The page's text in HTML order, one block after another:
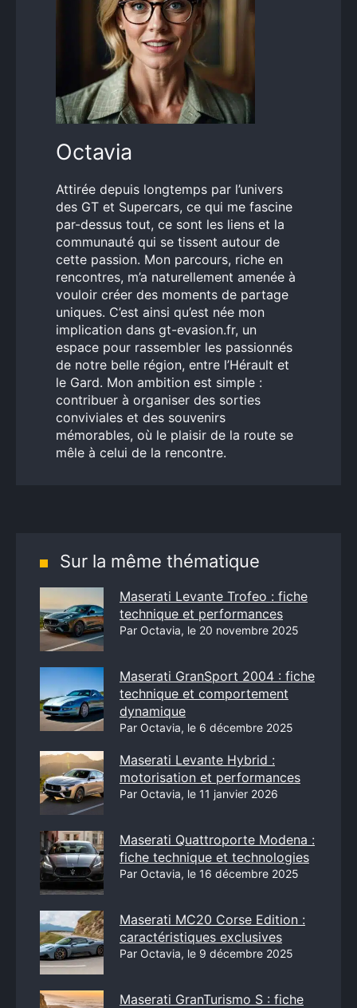
Octavia
Attirée depuis longtemps par l’univers
des GT et Supercars, ce qui me fascine
par-dessus tout, ce sont les liens et la
communauté qui se tissent autour de
cette passion. Mon parcours, riche en
rencontres, m’a naturellement amenée à
vouloir créer des moments de partage
uniques. C’est ainsi qu’est née mon
implication dans gt-evasion.fr, un
espace pour rassembler les passionnés
de notre belle région, entre l’Hérault et
le Gard. Mon ambition est simple :
contribuer à organiser des sorties
conviviales et des souvenirs
mémorables, où le plaisir de la route se
mêle à celui de la rencontre.
Sur la même thématique
Maserati Levante Trofeo : fiche
technique et performances
Par Octavia, le 20 novembre 2025
Maserati GranSport 2004 : fiche
technique et comportement
dynamique
Par Octavia, le 6 décembre 2025
Maserati Levante Hybrid :
motorisation et performances
Par Octavia, le 11 janvier 2026
Maserati Quattroporte Modena :
fiche technique et technologies
Par Octavia, le 16 décembre 2025
Maserati MC20 Corse Edition :
caractéristiques exclusives
Par Octavia, le 9 décembre 2025
Maserati GranTurismo S : fiche